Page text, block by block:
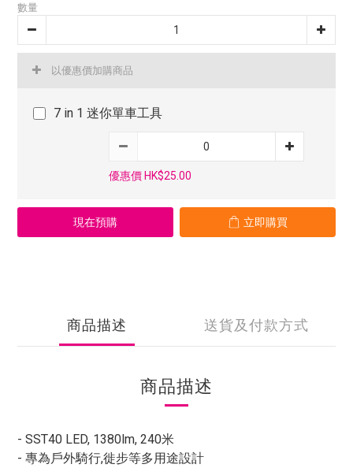
數量
以優惠價加購商品
7 in 1 迷你單車工具
優惠價 HK$25.00
現在預購 立即購買
商品描述 送貨及付款方式
商品描述
- SST40 LED, 1380lm, 240米
- 專為戶外騎行,徙步等多用途設計